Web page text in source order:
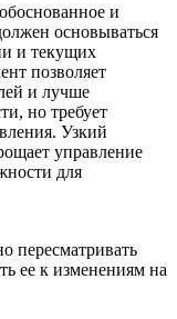
и
основываться
и текущих
позволяет
и лучше
но требует
Узкий
управление
для
пересматривать
ее к изменениям на